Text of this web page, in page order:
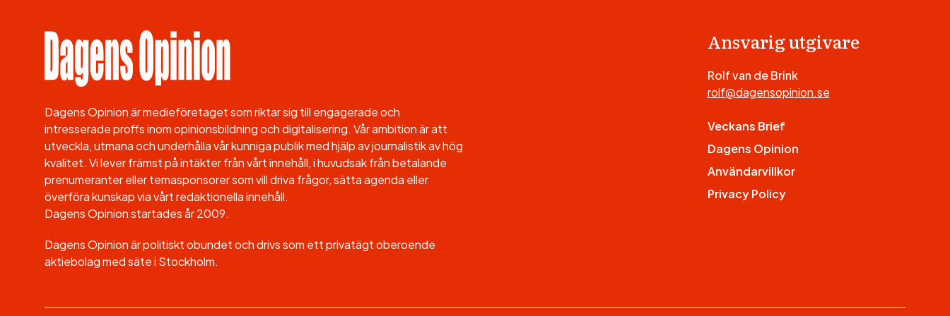
Dagens Opinion är medieföretaget som riktar sig till engagerade och
intresserade proffs inom opinionsbildning och digitalisering. Vår ambition är att
utveckla, utmana och underhålla vår kunniga publik med hjälp av journalistik av hög
kvalitet. Vi lever främst på intäkter från vårt innehåll, i huvudsak från betalande
prenumeranter eller temasponsorer som vill driva frågor, sätta agenda eller
överföra kunskap via vårt redaktionella innehåll.
Dagens Opinion startades år 2009.
Dagens Opinion är politiskt obundet och drivs som ett privatägt oberoende
aktiebolag med säte i Stockholm.
Ansvarig utgivare
Rolf van de Brink
rolf@dagensopinion.se
Veckans Brief
Dagens Opinion
Användarvillkor
Privacy Policy